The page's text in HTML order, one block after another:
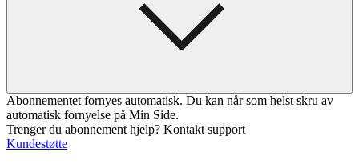
Abonnementet fornyes automatisk. Du kan når som helst skru av
automatisk fornyelse på Min Side.
Trenger du abonnement hjelp? Kontakt support
Kundestøtte